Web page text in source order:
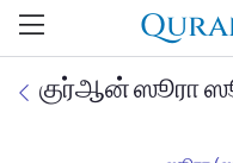
குர்ஆன் ஸூரா